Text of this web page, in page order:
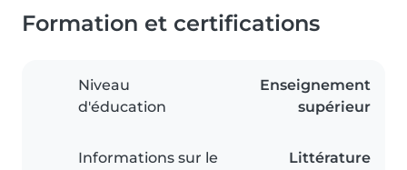
Formation et certifications
Niveau
d'éducation
Enseignement
supérieur
Informations sur le
Littérature